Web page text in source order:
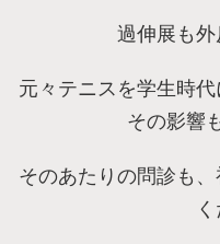
過伸展も外
元々テニスを学生時代
その影響
そのあたりの問診も